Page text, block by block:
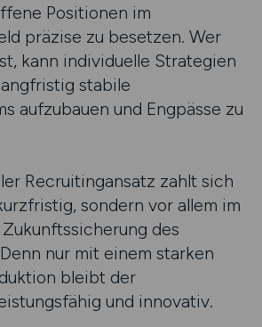
Positionen im
präzise zu besetzen. Wer
kann individuelle Strategien
stabile
aufzubauen und Engpässe zu
Recruitingansatz zahlt sich
sondern vor allem im
des
nur mit einem starken
bleibt der
und innovativ.